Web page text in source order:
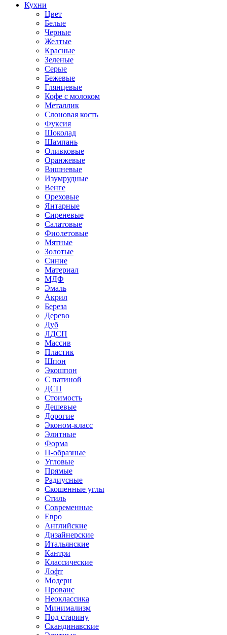
Кухни
Цвет
Белые
Черные
Желтые
Красные
Зеленые
Серые
Бежевые
Глянцевые
Кофе с молоком
Металлик
Слоновая кость
Фуксия
Шоколад
Шампань
Оливковые
Оранжевые
Вишневые
Изумрудные
Венге
Ореховые
Янтарные
Сиреневые
Салатовые
Фиолетовые
Мятные
Золотые
Синие
Материал
МДФ
Эмаль
Акрил
Береза
Дерево
Дуб
ЛДСП
Массив
Пластик
Шпон
Экошпон
С патиной
ДСП
Стоимость
Дешевые
Дорогие
Эконом-класс
Элитные
Форма
П-образные
Угловые
Прямые
Радиусные
Скошенные углы
Стиль
Современные
Евро
Английские
Дизайнерские
Итальянские
Кантри
Классические
Лофт
Модерн
Прованс
Неоклассика
Минимализм
Под старину
Скандинавские